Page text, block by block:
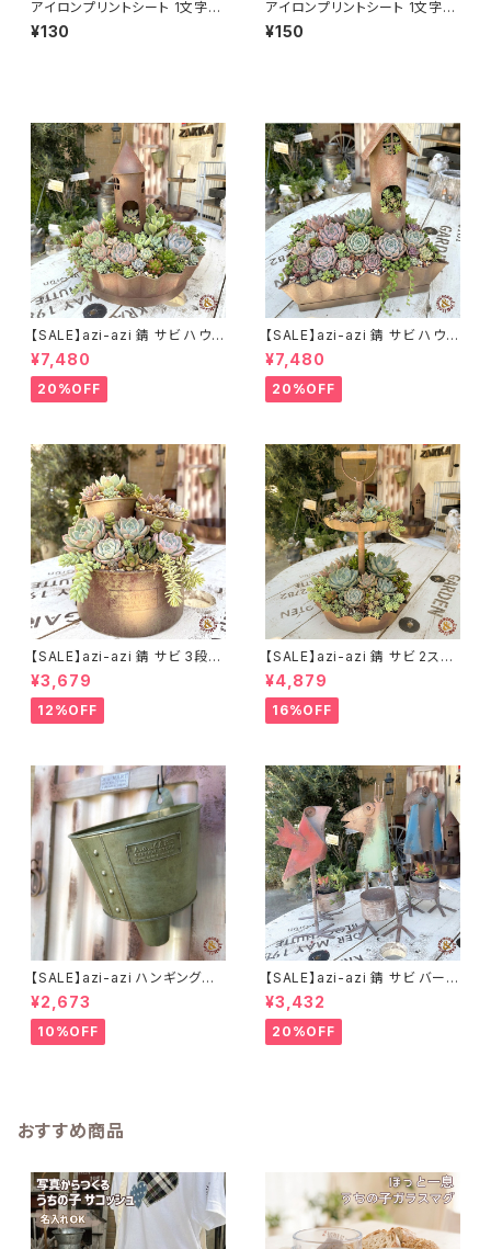
アイロンプリントシート 1文字1.
5-3cmまで 名入れプリント 【
オリジナルグッズ制作 ハンドメ
¥130
アイロンプリントシート 1文字3-
4cmまで 名入れプリント 【 オリ
ジナルグッズ制作 ハンドメイド
¥150
【SALE】azi-azi 錆 サビ ハウス
プランター ラウンド 訳あり 特価
送料無料
¥7,480
20%OFF
【SALE】azi-azi 錆 サビ ハウス
プランター スクエア 訳あり 特
価 送料無料
¥7,480
20%OFF
【SALE】azi-azi 錆 サビ 3段シ
ャビー プランター
¥3,679
12%OFF
【SALE】azi-azi 錆 サビ 2ステ
ップ プランター
¥4,879
16%OFF
【SALE】azi-azi ハンギングブ
リキ漏斗プランターB
¥2,673
10%OFF
【SALE】azi-azi 錆 サビ バード
メタルプランター
¥3,432
20%OFF
おすすめ商品